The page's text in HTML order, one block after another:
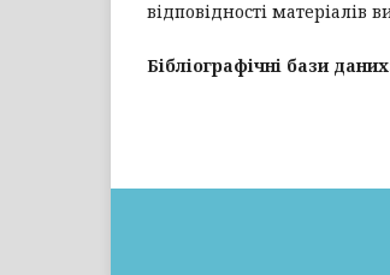
відповідності
Бібліографічні бази